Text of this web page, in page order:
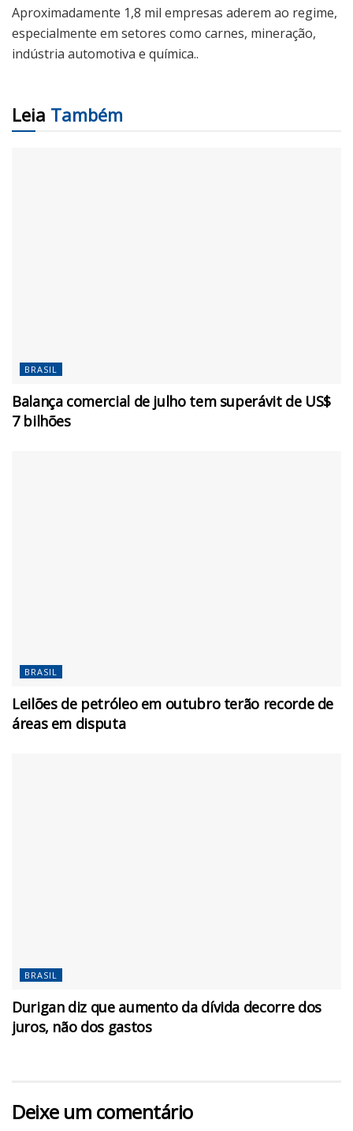
Aproximadamente 1,8 mil empresas aderem ao regime,
especialmente em setores como carnes, mineração,
indústria automotiva e química..
Leia Também
BRASIL
Balança comercial de julho tem superávit de US$
7 bilhões
BRASIL
Leilões de petróleo em outubro terão recorde de
áreas em disputa
BRASIL
Durigan diz que aumento da dívida decorre dos
juros, não dos gastos
Deixe um comentário